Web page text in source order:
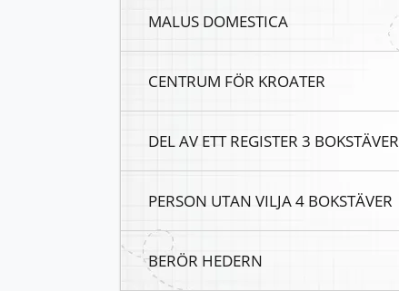
MALUS DOMESTICA
CENTRUM FÖR KROATER
DEL AV ETT REGISTER 3 BOKSTÄVER
PERSON UTAN VILJA 4 BOKSTÄVER
BERÖR HEDERN